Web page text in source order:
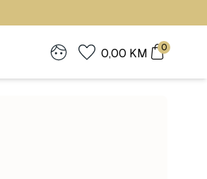
0,00 KM 0